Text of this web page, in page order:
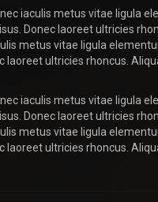
iaculis metus vitae ligula
Donec laoreet ultricies
metus vitae ligula
ultricies rhoncus.
iaculis metus vitae ligula
Donec laoreet ultricies
metus vitae ligula
ultricies rhoncus.